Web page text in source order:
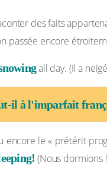
des faits
passée encore
all day. (Il a
il à l'imparfait
le « prétérit
(Nous dormions